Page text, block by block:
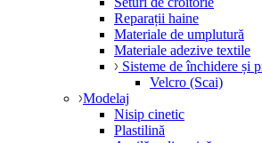
Reparații haine
Materiale de umplutură
Materiale adezive textile
Sisteme de închidere și
Velcro (Scai)
Modelaj
Nisip cinetic
Plastilină